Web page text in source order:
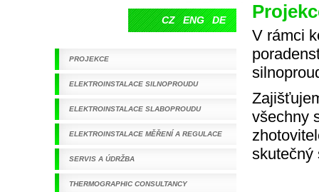
V rámci
všechny
skutečný
CZ ENG DE
PROJEKCE
ELEKTROINSTALACE SILNOPROUDU
ELEKTROINSTALACE SLABOPROUDU
ELEKTROINSTALACE MĚŘENÍ A REGULACE
SERVIS A ÚDRŽBA
THERMOGRAPHIC CONSULTANCY